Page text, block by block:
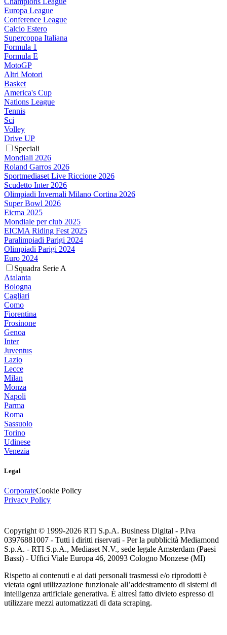
Europa League
Conference League
Calcio Estero
Supercoppa Italiana
Formula 1
Formula E
MotoGP
Altri Motori
Basket
America's Cup
Nations League
Tennis
Sci
Volley
Drive UP
Speciali
Mondiali 2026
Roland Garros 2026
Sportmediaset Live Riccione 2026
Scudetto Inter 2026
Olimpiadi Invernali Milano Cortina 2026
Super Bowl 2026
Eicma 2025
Mondiale per club 2025
EICMA Riding Fest 2025
Paralimpiadi Parigi 2024
Olimpiadi Parigi 2024
Euro 2024
Squadra Serie A
Atalanta
Bologna
Cagliari
Como
Fiorentina
Frosinone
Genoa
Inter
Juventus
Lazio
Lecce
Milan
Monza
Napoli
Parma
Roma
Sassuolo
Torino
Udinese
Venezia
Legal
CorporateCookie Policy
Privacy Policy
Copyright © 1999-2026 RTI S.p.A. Business Digital - P.Iva
03976881007 - Tutti i diritti riservati - Per la pubblicità Mediamond
S.p.A. - RTI S.p.A., Mediaset N.V., sede legale Amsterdam (Paesi
Bassi) - Uffici Viale Europa 46, 20093 Cologno Monzese (MI)
Rispetto ai contenuti e ai dati personali trasmessi e/o riprodotti è
vietata ogni utilizzazione funzionale all’addestramento di sistemi di
intelligenza artificiale generativa. È altresì fatto divieto espresso di
utilizzare mezzi automatizzati di data scraping.